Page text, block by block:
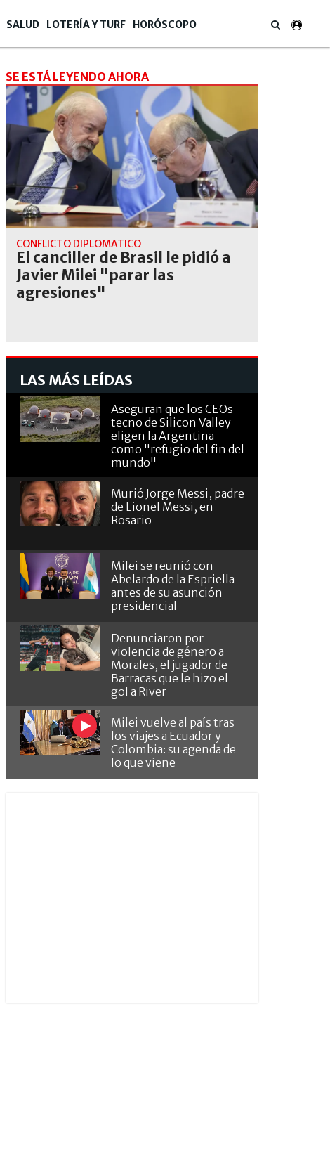
SALUD LOTERÍA Y TURF HORÓSCOPO
SE ESTÁ LEYENDO AHORA
CONFLICTO DIPLOMÁTICO
El canciller de Brasil le pidió a
Javier Milei "parar las
agresiones"
LAS MÁS LEÍDAS
Aseguran que los CEOs
tecno de Silicon Valley
eligen la Argentina
como "refugio del fin del
mundo"
Murió Jorge Messi, padre
de Lionel Messi, en
Rosario
Milei se reunió con
Abelardo de la Espriella
antes de su asunción
presidencial
Denunciaron por
violencia de género a
Morales, el jugador de
Barracas que le hizo el
gol a River
Milei vuelve al país tras
los viajes a Ecuador y
Colombia: su agenda de
lo que viene